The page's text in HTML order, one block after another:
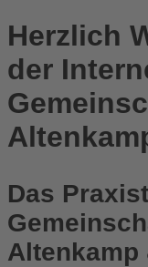
Herzlich
der
Das
Altenkamp